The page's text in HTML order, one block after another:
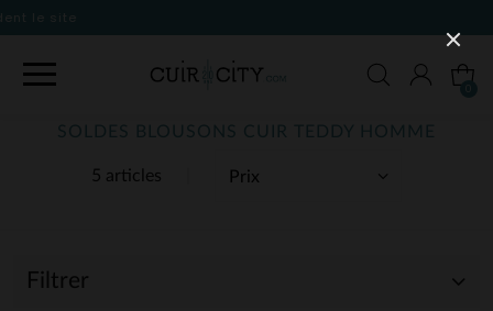
5 articles
SOLDES BLOUSONS CUIR TEDDY HOMME
Filtrer